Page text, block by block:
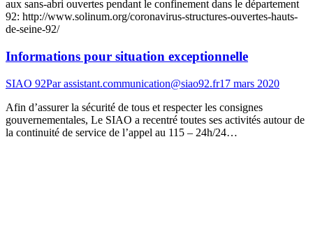
aux sans-abri ouvertes pendant le confinement dans le département
92: http://www.solinum.org/coronavirus-structures-ouvertes-hauts-
de-seine-92/
Informations pour situation exceptionnelle
SIAO 92Parassistant.communication@siao92.fr17 mars 2020
Afin d’assurer la sécurité de tous et respecter les consignes
gouvernementales, Le SIAO a recentré toutes ses activités autour de
la continuité de service de l’appel au 115 – 24h/24…